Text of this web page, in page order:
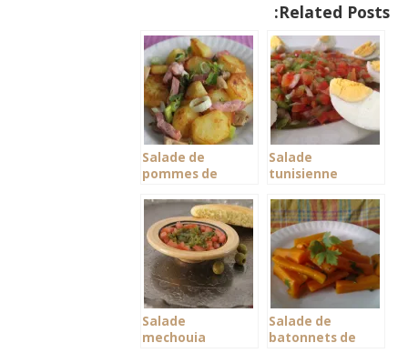
Related Posts:
Salade
tunisienne
Salade de
pommes de
lardons
Salade de
batonnets de
Salade
mechouia